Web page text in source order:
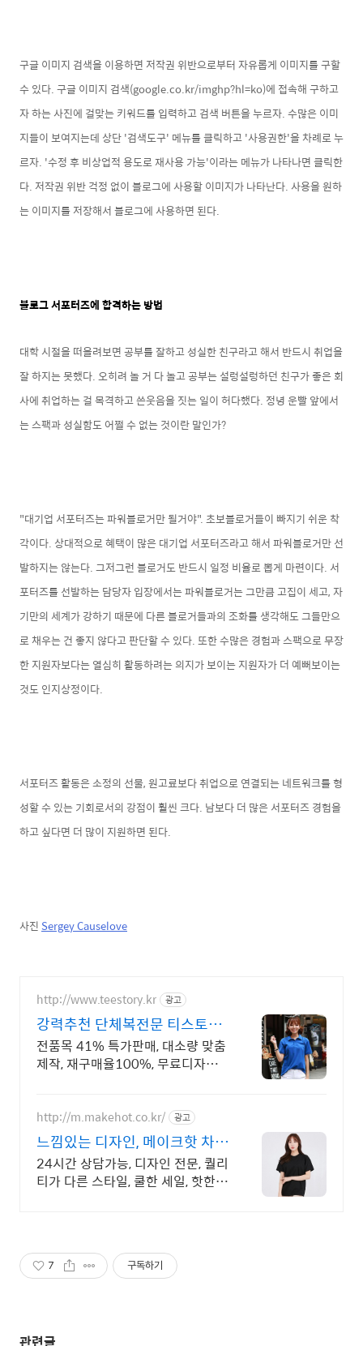
구글 이미지 검색을 이용하면 저작권 위반으로부터 자유롭게 이미지를 구할
수 있다. 구글 이미지 검색(google.co.kr/imghp?hl=ko)에 접속해 구하고
자 하는 사진에 걸맞는 키워드를 입력하고 검색 버튼을 누르자. 수많은 이미
지들이 보여지는데 상단 '검색도구' 메뉴를 클릭하고 '사용권한'을 차례로 누
르자. '수정 후 비상업적 용도로 재사용 가능'이라는 메뉴가 나타나면 클릭한
다. 저작권 위반 걱정 없이 블로그에 사용할 이미지가 나타난다. 사용을 원하
는 이미지를 저장해서 블로그에 사용하면 된다.
블로그 서포터즈에 합격하는 방법
대학 시절을 떠올려보면 공부를 잘하고 성실한 친구라고 해서 반드시 취업을
잘 하지는 못했다. 오히려 놀 거 다 놀고 공부는 설렁설렁하던 친구가 좋은 회
사에 취업하는 걸 목격하고 쓴웃음을 짓는 일이 허다했다. 정녕 운빨 앞에서
는 스팩과 성실함도 어쩔 수 없는 것이란 말인가?
"대기업 서포터즈는 파워블로거만 될거야". 초보블로거들이 빠지기 쉬운 착
각이다. 상대적으로 혜택이 많은 대기업 서포터즈라고 해서 파워블로거만 선
발하지는 않는다. 그저그런 블로거도 반드시 일정 비율로 뽑게 마련이다. 서
포터즈를 선발하는 담당자 입장에서는 파워블로거는 그만큼 고집이 세고, 자
기만의 세계가 강하기 때문에 다른 블로거들과의 조화를 생각해도 그들만으
로 채우는 건 좋지 않다고 판단할 수 있다. 또한 수많은 경험과 스팩으로 무장
한 지원자보다는 열심히 활동하려는 의지가 보이는 지원자가 더 예뻐보이는
것도 인지상정이다.
서포터즈 활동은 소정의 선물, 원고료보다 취업으로 연결되는 네트워크를 형
성할 수 있는 기회로서의 강점이 훨씬 크다. 남보다 더 많은 서포터즈 경험을
하고 싶다면 더 많이 지원하면 된다.
사진Sergey Causelove
http://www.teestory.kr 광고
강력추천 단체복전문 티스토리
16년 전통의 전문업체
전품목 41% 특가판매, 대소량 맞춤
제작, 재구매율100%, 무료디자인,
http://m.makehot.co.kr/ 광고
느낌있는 디자인, 메이크핫 차별
화되고 세련된 디자인!
24시간 상담가능, 디자인 전문, 퀄리
티가 다른 스타일, 쿨한 세일, 핫한
7 구독하기
관련글